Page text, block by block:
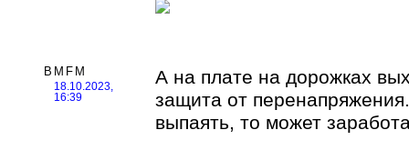
BMFM
18.10.2023,
16:39
А на плате на дорожках
защита от
выпаять, то может